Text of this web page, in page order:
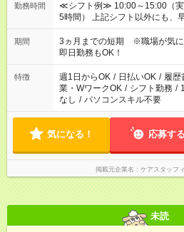
勤務時間
≪シフト例≫ 10:00～15:00（
5時間） 上記シフト以外にも、早朝や深夜など希望の時間帯お聞
かせください！ 事前に担当か
心ください！
期間
3ヵ月までの短期 ※職場が気
即日勤務もOK！
特徴 週1日からOK / 日払いOK / 履歴
業・WワークOK / シフト勤務 /
なし / パソコンスキル不要
気になる！ 応募する
掲載元企業名 ケアスタッフ
未読